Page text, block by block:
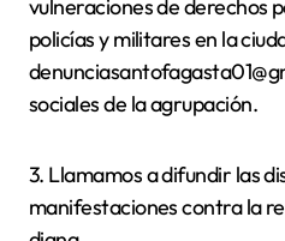
vulneraciones de derechos
policías y militares en la
sociales de la agrupación.
3. Llamamos a difundir las
manifestaciones contra la